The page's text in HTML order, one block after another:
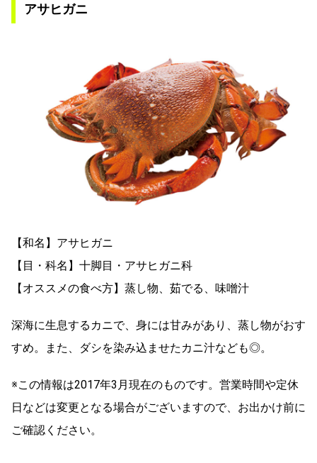
アサヒガニ
【和名】アサヒガニ
【目・科名】十脚目・アサヒガニ科
【オススメの食べ方】蒸し物、茹でる、味噌汁
深海に生息するカニで、身には甘みがあり、蒸し物がおす
すめ。また、ダシを染み込ませたカニ汁なども◎。
※この情報は2017年3月現在のものです。営業時間や定休
日などは変更となる場合がございますので、お出かけ前に
ご確認ください。